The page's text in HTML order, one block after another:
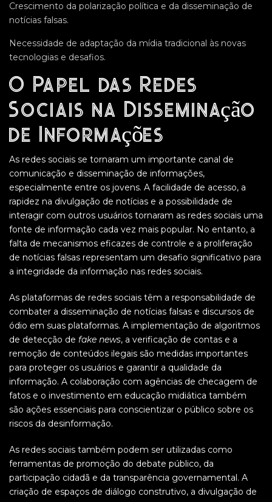
Crescimento da polarização política e da disseminação de
notícias falsas.
Necessidade de adaptação da mídia tradicional às novas
tecnologias e desafios.
O Papel das Redes
Sociais na Disseminação
de Informações
As redes sociais se tornaram um importante canal de
comunicação e disseminação de informações,
especialmente entre os jovens. A facilidade de acesso, a
rapidez na divulgação de notícias e a possibilidade de
interagir com outros usuários tornaram as redes sociais uma
fonte de informação cada vez mais popular. No entanto, a
falta de mecanismos eficazes de controle e a proliferação
de notícias falsas representam um desafio significativo para
a integridade da informação nas redes sociais.
As plataformas de redes sociais têm a responsabilidade de
combater a disseminação de notícias falsas e discursos de
ódio em suas plataformas. A implementação de algoritmos
de detecção de fake news, a verificação de contas e a
remoção de conteúdos ilegais são medidas importantes
para proteger os usuários e garantir a qualidade da
informação. A colaboração com agências de checagem de
fatos e o investimento em educação midiática também
são ações essenciais para conscientizar o público sobre os
riscos da desinformação.
As redes sociais também podem ser utilizadas como
ferramentas de promoção do debate público, da
participação cidadã e da transparência governamental. A
criação de espaços de diálogo construtivo, a divulgação de